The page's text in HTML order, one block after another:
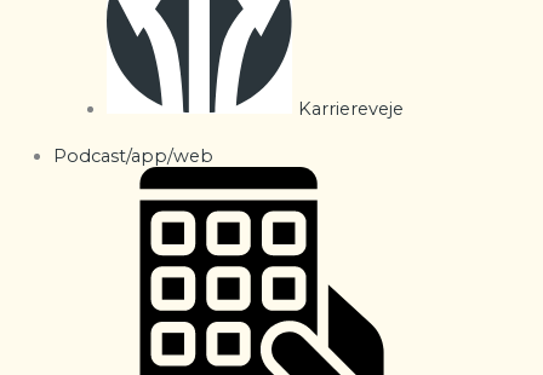
Karriereveje
Podcast/app/web